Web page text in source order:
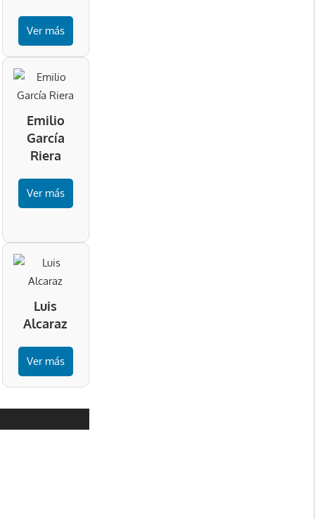
Ver más
Emilio
García
Riera
Ver más
Luis
Alcaraz
Ver más